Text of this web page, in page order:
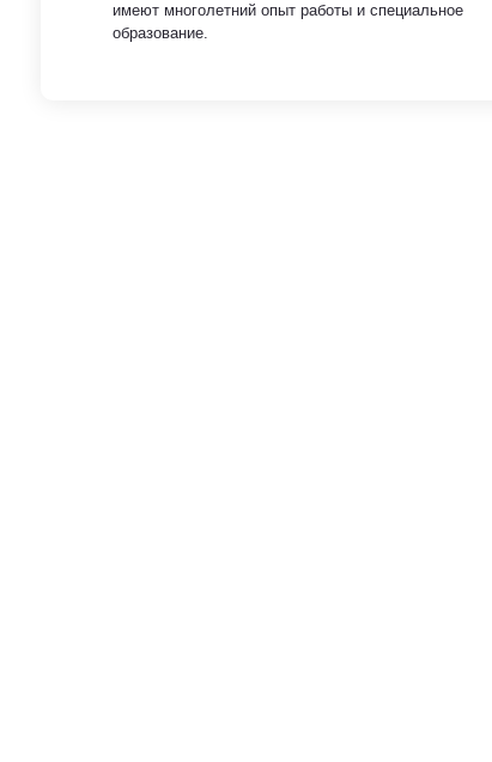
имеют многолетний опыт работы и специальное
образование.